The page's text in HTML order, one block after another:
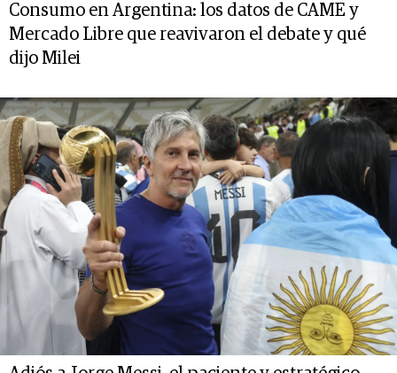
Consumo en Argentina: los datos de CAME y
Mercado Libre que reavivaron el debate y qué
dijo Milei